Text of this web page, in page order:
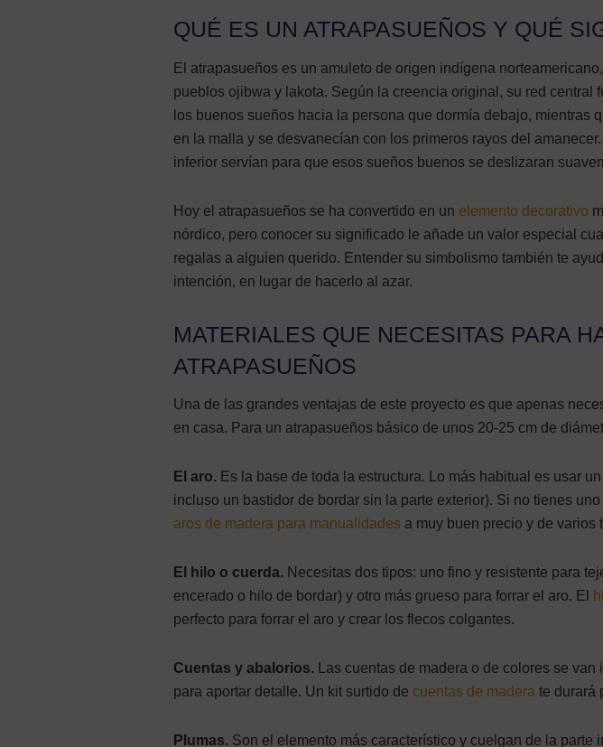
QUÉ ES UN ATRAPASUEÑOS Y QUÉ
El atrapasueños es un amuleto de origen indígena
pueblos ojibwa y lakota. Según la creencia original, su red central
los buenos sueños hacia la persona que dormía debajo, mientras
en la malla y se desvanecían con los primeros rayos del
inferior servían para que esos sueños buenos se deslizaran
Hoy el atrapasueños se ha convertido en un elemento decorativo
nórdico, pero conocer su significado le añade un valor especial
regalas a alguien querido. Entender su simbolismo también te
intención, en lugar de hacerlo al azar.
MATERIALES QUE NECESITAS PARA
ATRAPASUEÑOS
Una de las grandes ventajas de este proyecto es que apenas
en casa. Para un atrapasueños básico de unos 20-25 cm de
El aro. Es la base de toda la estructura. Lo más habitual es usar
incluso un bastidor de bordar sin la parte exterior). Si no tienes
aros de madera para manualidades a muy buen precio y de varios
El hilo o cuerda. Necesitas dos tipos: uno fino y resistente para
encerado o hilo de bordar) y otro más grueso para forrar el aro. El
perfecto para forrar el aro y crear los flecos colgantes.
Cuentas y abalorios. Las cuentas de madera o de colores se
para aportar detalle. Un kit surtido de cuentas de madera te durará
Plumas. Son el elemento más característico y cuelgan de la parte